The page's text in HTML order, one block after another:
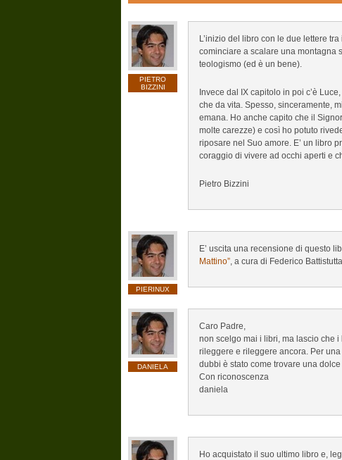
PIETRO
BIZZINI
L’inizio del libro con le due lettere
cominciare a scalare una montagna
teologismo (ed è un bene).
Invece dal IX capitolo in poi c’è
che da vita. Spesso, sinceramente,
emana. Ho anche capito che il
molte carezze) e così ho potuto
riposare nel Suo amore. E’ un libro
coraggio di vivere ad occhi aperti e
Pietro Bizzini
PIERINUX
E’ uscita una recensione di questo
Mattino”, a cura di Federico Battistutta
DANIELA
Caro Padre,
non scelgo mai i libri, ma lascio che i
rileggere e rileggere ancora. Per
dubbi è stato come trovare una
Con riconoscenza
daniela
Ho acquistato il suo ultimo libro e,